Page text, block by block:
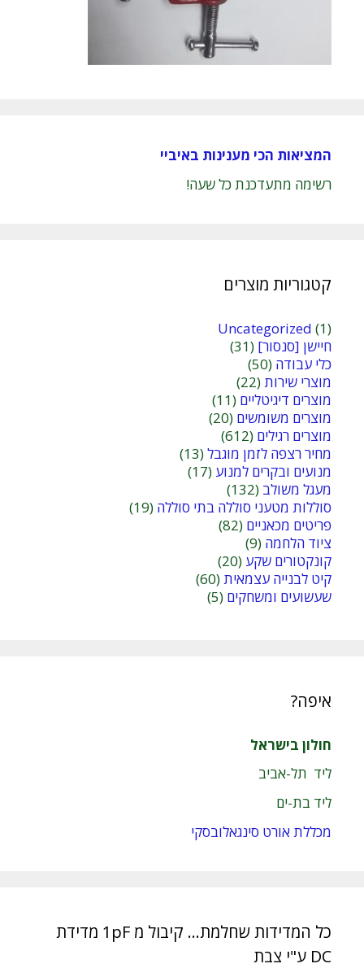
המציאות הכי מענינות באיביי
רשימה מתעדכנת כל שעה!
קטגוריות מוצרים
Uncategorized (1)
חיישן [סנסור] (31)
כלי עבודה (50)
מוצרי שירות(22)
מוצרים דיגיטליים (11)
מוצרים משומשים (20)
מוצרים רגילים (612)
מחיר רצפה לזמן מוגבל(13)
מנועים ובקרים למנוע (17)
מעגל משולב (132)
סוללות מטעני סוללה בתי סוללה (19)
פריטים מכאניים (82)
ציוד הלחמה (9)
קונקטורים שקע (20)
קיט לבנייה עצמאית(60)
שעשועים ומשחקים (5)
איפה?
חולון בישראל
ליד תל-אביב
ליד בת-ים
מכללת אורט סינגאלובסקי
כל המדידות שחלמת… קיבול מ 1pF מדידת
DC ע"י צבת